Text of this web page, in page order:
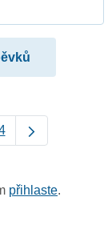
přihlaste.